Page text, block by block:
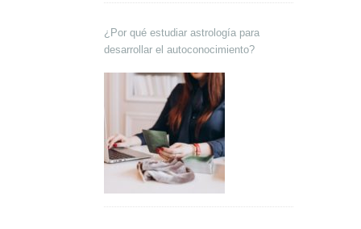
¿Por qué estudiar astrología para
desarrollar el autoconocimiento?